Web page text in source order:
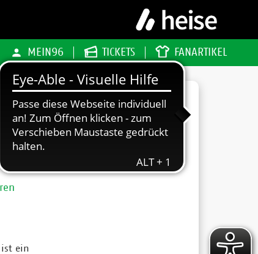
MEIN96 TICKETS FANARTIKEL
ist ein